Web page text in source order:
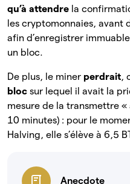
qu’à attendre la
les cryptomonnaies, avant
afin d’enregistrer
un bloc.
De plus, le miner perdrait,
bloc sur lequel il avait la
mesure de la transmettre «
10 minutes) : pour le
Halving, elle s’élève à 6,5
Anecdote